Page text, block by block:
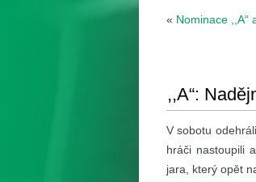
« Nominace ,,A“
,,A“:
V sobotu
hráči nastoupili
jara, který opět